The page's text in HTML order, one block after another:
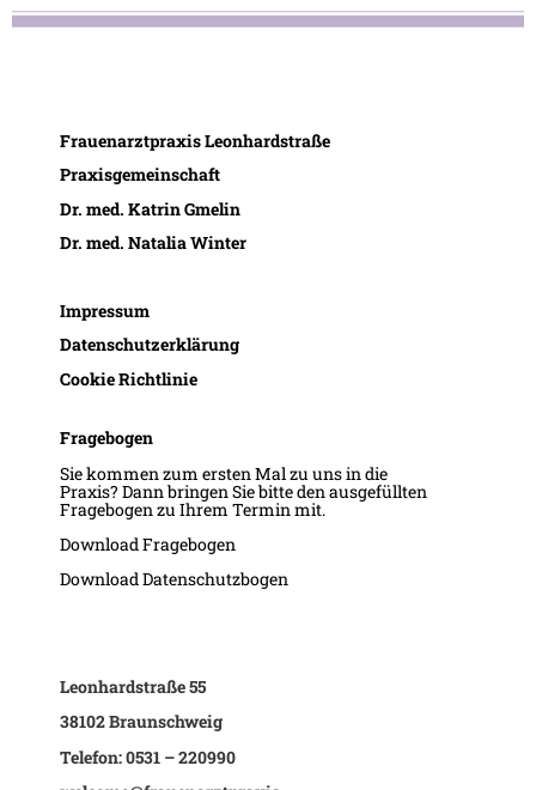
Frauenarztpraxis Leonhardstraße
Praxisgemeinschaft
Dr. med. Katrin Gmelin
Dr. med. Natalia Winter
Impressum
Datenschutzerklärung
Cookie Richtlinie
Fragebogen
Sie kommen zum ersten Mal zu uns in die
Praxis? Dann bringen Sie bitte den ausgefüllten
Fragebogen zu Ihrem Termin mit.
Download Fragebogen
Download Datenschutzbogen
Leonhardstraße 55
38102 Braunschweig
Telefon:0531 – 220990